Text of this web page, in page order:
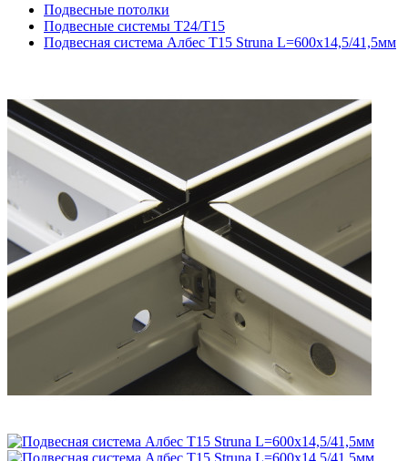
Подвесные потолки
Подвесные системы Т24/Т15
Подвесная система Албес T15 Struna L=600х14,5/41,5мм